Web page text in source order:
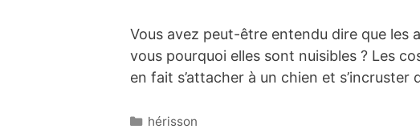
Vous avez peut-être entendu dire que les
vous pourquoi elles sont nuisibles ? Les
en fait s’attacher à un chien et
Catégories
hérisson